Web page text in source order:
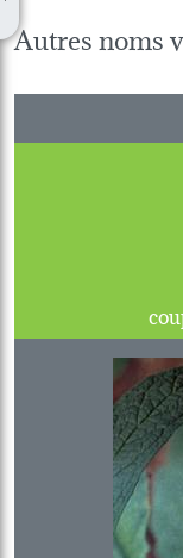
Autres noms